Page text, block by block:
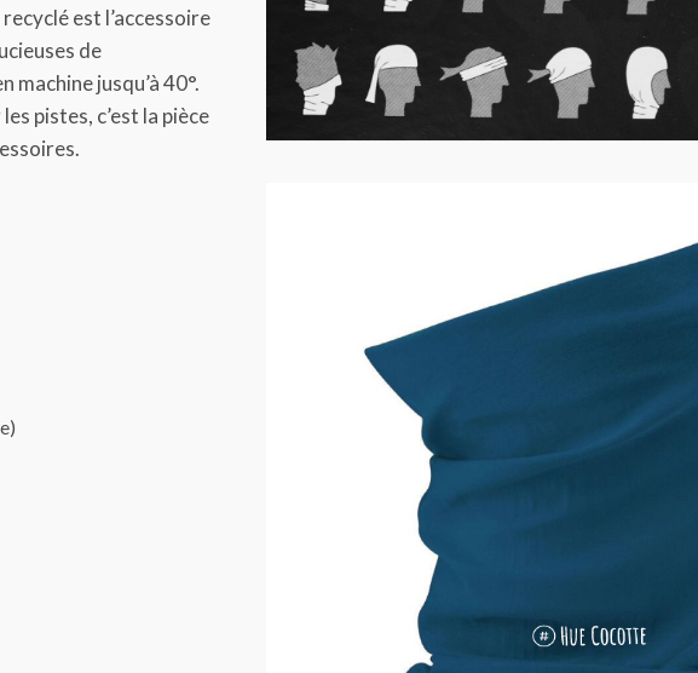
est l’accessoire
de
jusqu’à 40°.
pistes, c’est la pièce